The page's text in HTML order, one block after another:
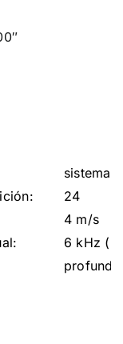
sistema
24
4 m/s
6 kHz